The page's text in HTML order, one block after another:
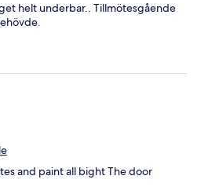
helt underbar.. Tillmötesgående
and paint all bight The door